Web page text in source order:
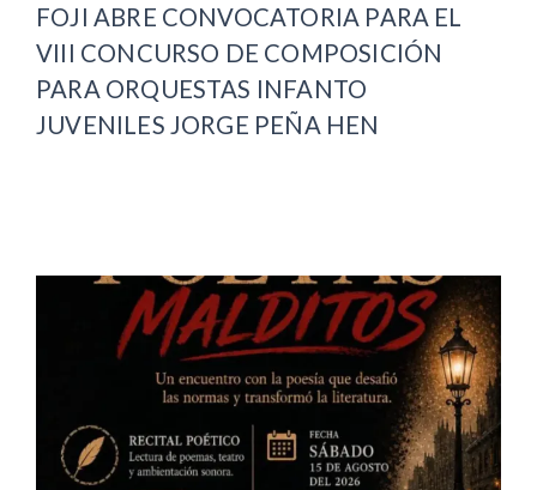
FOJI ABRE CONVOCATORIA PARA EL
VIII CONCURSO DE COMPOSICIÓN
PARA ORQUESTAS INFANTO
JUVENILES JORGE PEÑA HEN